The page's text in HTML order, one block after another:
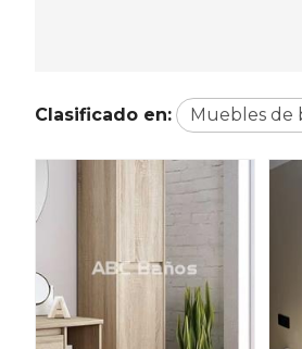
Clasificado en: Muebles de